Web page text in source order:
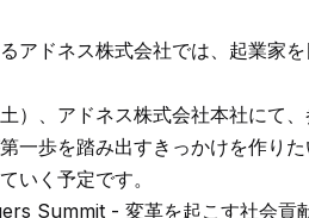
アドネス株式会社では、起業家
）、アドネス株式会社本社にて
一歩を踏み出すきっかけを作り
いく予定です。
Summit - 変革を起こす社会貢